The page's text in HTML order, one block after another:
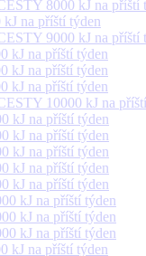
8000 kJ na příští
na příští týden
9000 kJ na příští
kJ na příští týden
kJ na příští týden
kJ na příští týden
10000 kJ na
kJ na příští týden
kJ na příští týden
kJ na příští týden
kJ na příští týden
kJ na příští týden
kJ na příští týden
kJ na příští týden
kJ na příští týden
kJ na příští týden